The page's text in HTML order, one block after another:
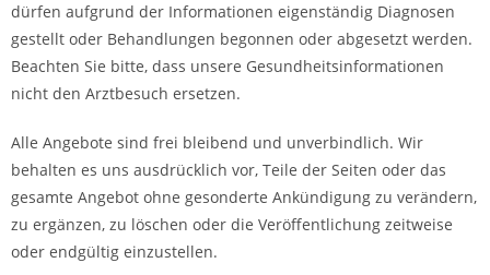
dürfen aufgrund der Informationen eigenständig Diagnosen
gestellt oder Behandlungen begonnen oder abgesetzt werden.
Beachten Sie bitte, dass unsere Gesundheitsinformationen
nicht den Arztbesuch ersetzen.
Alle Angebote sind frei bleibend und unverbindlich. Wir
behalten es uns ausdrücklich vor, Teile der Seiten oder das
gesamte Angebot ohne gesonderte Ankündigung zu verändern,
zu ergänzen, zu löschen oder die Veröffentlichung zeitweise
oder endgültig einzustellen.